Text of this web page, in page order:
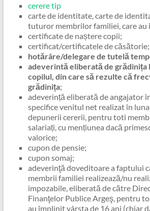
cerere tip
carte de identitate, carte de
tuturor membrilor familiei, care au
certificate de naștere copii;
certificat/certificatele de căsătorie;
hotărâre/delegare de tutelă
adeverintă eliberată de grădinița
copilul, din care să rezulte că
grădinița;
adeverință eliberată de angajator
specifice venitul net realizat în
depunerii cererii, pentru toti
salariați, cu mențiunea dacă
valorice;
cupon de pensie;
cupon somaj;
adeverinţă doveditoare a faptului
membrii familiei realizează/nu
impozabile, eliberată de către
Finanţelor Publice Argeş, pentru
au împlinit vârsta de 16 ani (chiar